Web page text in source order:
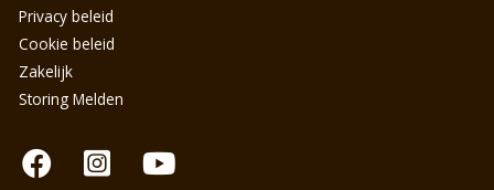
Privacy beleid
Cookie beleid
Zakelijk
Storing Melden